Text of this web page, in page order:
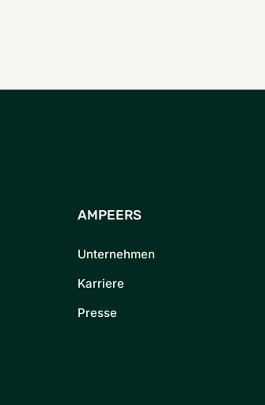
der
AMPEERS
Unternehmen
Karriere
Presse